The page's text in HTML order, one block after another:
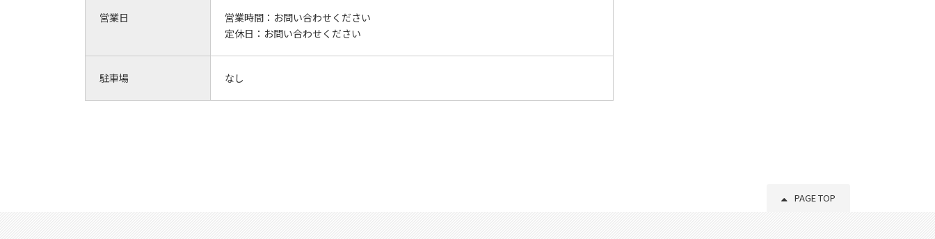
営業日 営業時間： お問い合わせください
定休日： お問い合わせください
駐車場 なし
PAGE TOP